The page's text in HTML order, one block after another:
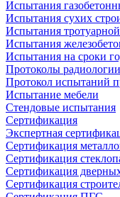
Испытания
Испытания сухих
Испытания
Испытания
Испытания на сроки
Протоколы радиологии
Протокол испытаний
Испытание мебели
Стендовые испытания
Сертификация
Экспертная
Сертификация
Сертификация
Сертификация
Сертификация